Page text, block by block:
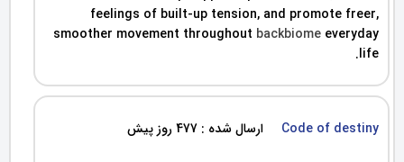
feelings of built-up tension, and promote freer,
smoother movement throughout backbiome everyday
life.
Code of destiny ارسال شده : 477 روز پیش